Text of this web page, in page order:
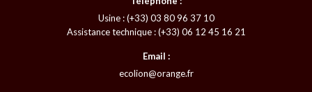
Usine : (+33) 03 80 96 37 10
Assistance technique : (+33) 06 12 45 16 21
Email :
ecolion@orange.fr